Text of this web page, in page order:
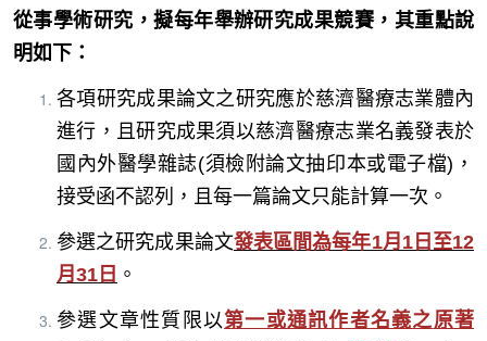
從事學術研究，擬每年舉辦研究成果競賽，其重點說
明如下：
各項研究成果論文之研究應於慈濟醫療志業體內
進行，且研究成果須以慈濟醫療志業名義發表於
國內外醫學雜誌(須檢附論文抽印本或電子檔)，
接受函不認列，且每一篇論文只能計算一次。
參選之研究成果論文發表區間為每年1月1日至12
月31日 。
參選文章性質限以第一或通訊作者名義之原著